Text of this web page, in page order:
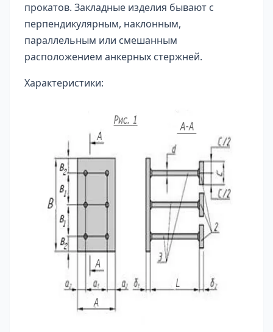
прокатов. Закладные изделия бывают с
перпендикулярным, наклонным,
параллельным или смешанным
расположением анкерных стержней.
Характеристики: